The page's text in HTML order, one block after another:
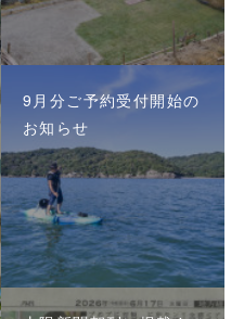
9月分ご予約受付開始の
お知らせ